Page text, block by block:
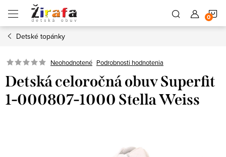
obsah
Detské topánky
Neohodnotené Podrobnosti hodnotenia
Detská celoročná obuv Superfit
1-000807-1000 Stella Weiss